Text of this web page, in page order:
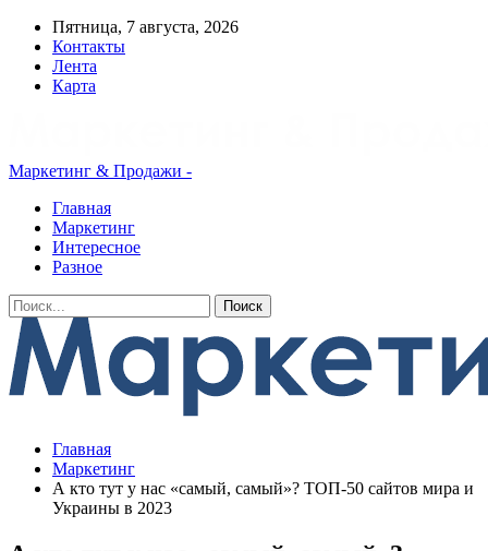
Пятница, 7 августа, 2026
Контакты
Лента
Карта
Маркетинг & Продажи -
Главная
Маркетинг
Интересное
Разное
Главная
Маркетинг
А кто тут у нас «самый, самый»? ТОП-50 сайтов мира и
Украины в 2023